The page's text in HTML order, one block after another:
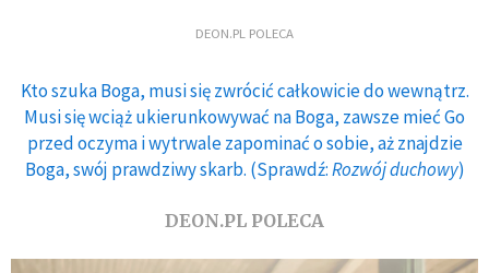
DEON.PL POLECA
Kto szuka Boga, musi się zwrócić całkowicie do wewnątrz.
Musi się wciąż ukierunkowywać na Boga, zawsze mieć Go
przed oczyma i wytrwale zapominać o sobie, aż znajdzie
Boga, swój prawdziwy skarb. (Sprawdź:Rozwój duchowy)
DEON.PL POLECA